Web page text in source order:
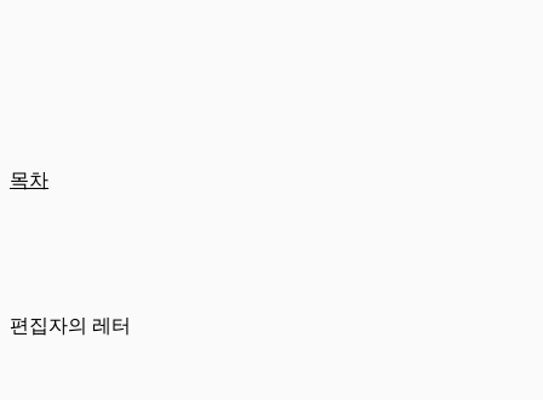
목차
편집자의 레터